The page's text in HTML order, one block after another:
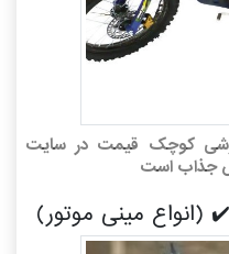
کوچک قیمت در سایت
جذاب است
مینی موتور)